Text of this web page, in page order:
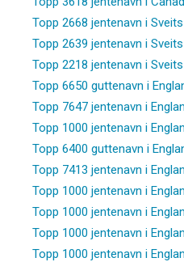
Topp 2668 jentenavn i
Topp 2639 jentenavn i
Topp 2218 jentenavn i
Topp 6650 guttenavn i
Topp 7647 jentenavn i
Topp 1000 jentenavn i
Topp 6400 guttenavn i
Topp 7413 jentenavn i
Topp 1000 jentenavn i
Topp 1000 jentenavn i
Topp 1000 jentenavn i
Topp 1000 jentenavn i